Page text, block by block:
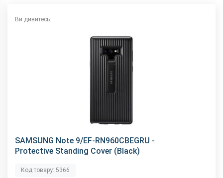
Ви дивитесь:
SAMSUNG Note 9/EF-RN960CBEGRU -
Protective Standing Cover (Black)
Код товару: 5366